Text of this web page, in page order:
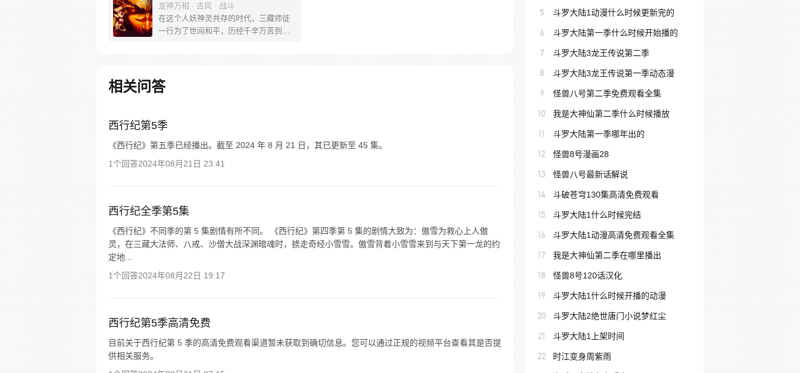
龙神万相 · 古风 · 战斗
在这个人妖神灵共存的时代，三藏师徒
一行为了世间和平，历经千辛万苦到达
位，小狼妖白狼不辞万难，找到唐三藏
大法师，和他一起重新寻回徒弟们，组
旅……
相关问答
西行纪第5季
《西行纪》第五季已经播出。截至 2024 年 8 月 21 日，其已更新至 45 集。
1个回答2024年08月21日 23:41
西行纪全季第5集
《西行纪》不同季的第 5 集剧情有所不同。 《西行纪》第四季第 5 集的剧情大致为：傲雪为救心上人傲
灵，在三藏大法师、八戒、沙僧大战深渊暗魂时，掳走奇经小雪雪。傲雪背着小雪雪来到与天下第一龙的约
定地...
1个回答2024年08月22日 19:17
西行纪第5季高清免费
目前关于西行纪第 5 季的高清免费观看渠道暂未获取到确切信息。您可以通过正规的视频平台查看其是否提
供相关服务。
5 斗罗大陆1动漫什么时候更新完的
6 斗罗大陆第一季什么时候开始播的
7 斗罗大陆3龙王传说第二季
8 斗罗大陆3龙王传说第一季动态漫
9 怪兽八号第二季免费观看全集
10 我是大神仙第二季什么时候播放
11 斗罗大陆第一季哪年出的
12 怪兽8号漫画28
13 怪兽八号最新话解说
14 斗破苍穹130集高清免费观看
15 斗罗大陆1什么时候完结
16 斗罗大陆1动漫高清免费观看全集
17 我是大神仙第二季在哪里播出
18 怪兽8号120话汉化
19 斗罗大陆1什么时候开播的动漫
20 斗罗大陆2绝世唐门小说梦红尘
21 斗罗大陆1上架时间
22 时江变身周紫雨